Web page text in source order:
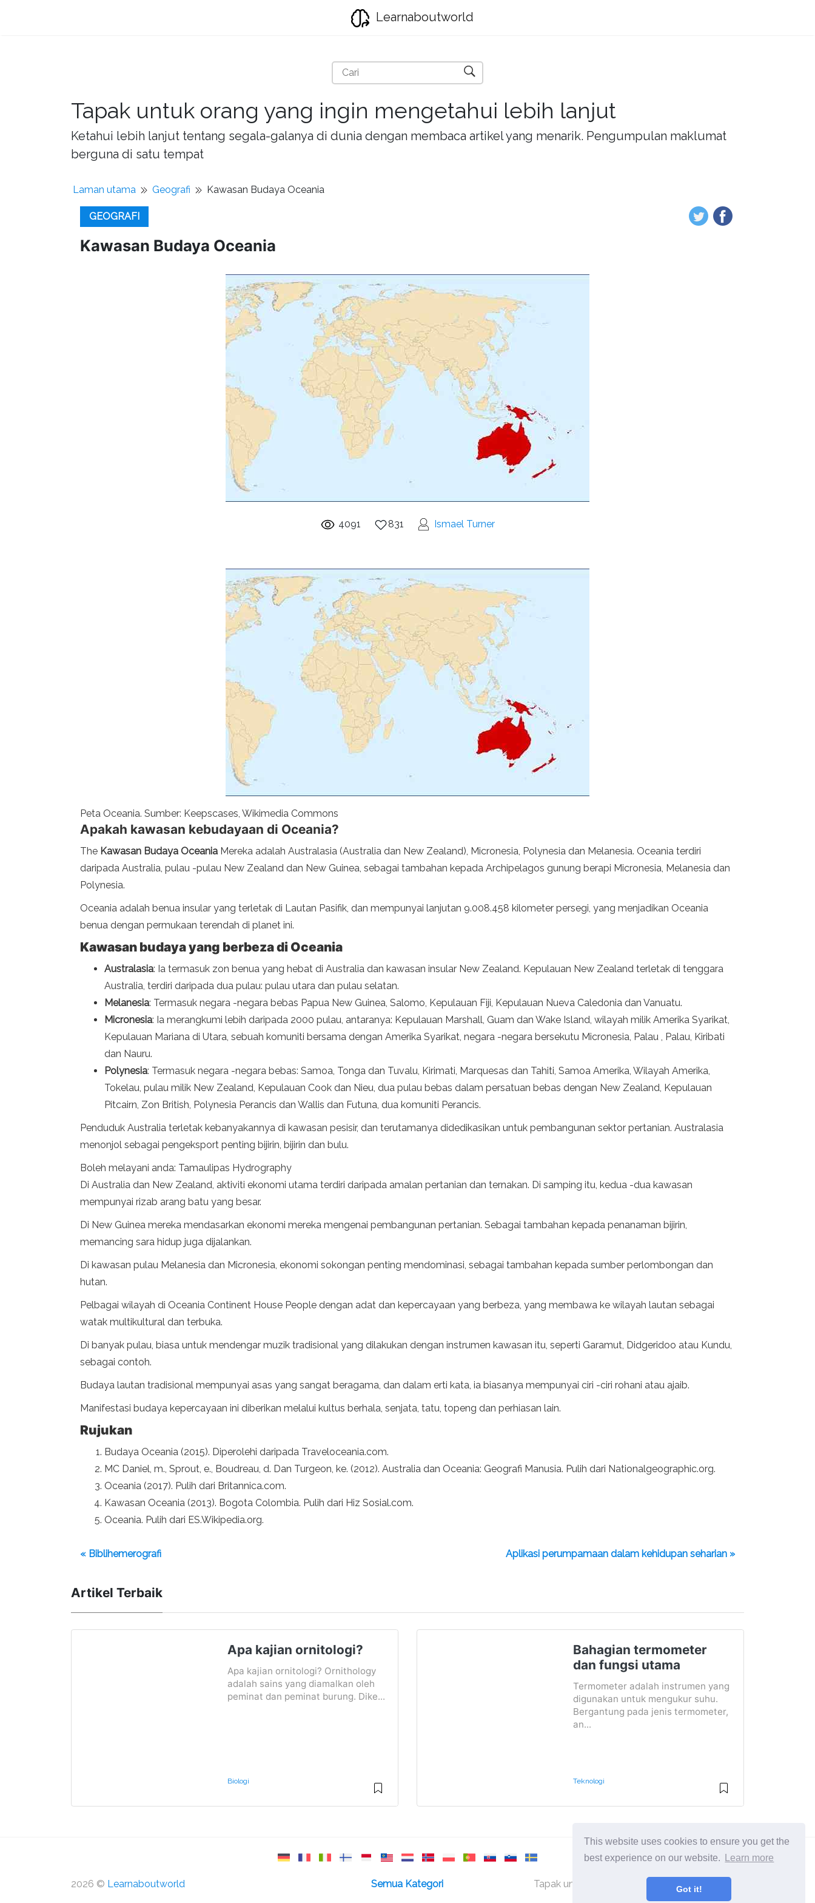
This website uses cookies to ensure you get the
best experience on our website.
Learn more
Got it!
Learnaboutworld
Tapak untuk orang yang ingin mengetahui lebih lanjut
Ketahui lebih lanjut tentang segala-galanya di dunia dengan membaca artikel yang menarik. Pengumpulan maklumat
berguna di satu tempat
Laman utama Geografi Kawasan Budaya Oceania
GEOGRAFI
Kawasan Budaya Oceania
4091 831 Ismael Turner
Peta Oceania. Sumber: Keepscases, Wikimedia Commons
Apakah kawasan kebudayaan di Oceania?
The Kawasan Budaya Oceania Mereka adalah Australasia (Australia dan New Zealand), Micronesia, Polynesia dan Melanesia. Oceania terdiri
daripada Australia, pulau -pulau New Zealand dan New Guinea, sebagai tambahan kepada Archipelagos gunung berapi Micronesia, Melanesia dan
Polynesia.
Oceania adalah benua insular yang terletak di Lautan Pasifik, dan mempunyai lanjutan 9.008.458 kilometer persegi, yang menjadikan Oceania
benua dengan permukaan terendah di planet ini.
Kawasan budaya yang berbeza di Oceania
Australasia: Ia termasuk zon benua yang hebat di Australia dan kawasan insular New Zealand. Kepulauan New Zealand terletak di tenggara
Australia, terdiri daripada dua pulau: pulau utara dan pulau selatan.
Melanesia: Termasuk negara -negara bebas Papua New Guinea, Salomo, Kepulauan Fiji, Kepulauan Nueva Caledonia dan Vanuatu.
Micronesia: Ia merangkumi lebih daripada 2000 pulau, antaranya: Kepulauan Marshall, Guam dan Wake Island, wilayah milik Amerika Syarikat,
Kepulauan Mariana di Utara, sebuah komuniti bersama dengan Amerika Syarikat, negara -negara bersekutu Micronesia, Palau , Palau, Kiribati
dan Nauru.
Polynesia: Termasuk negara -negara bebas: Samoa, Tonga dan Tuvalu, Kirimati, Marquesas dan Tahiti, Samoa Amerika, Wilayah Amerika,
Tokelau, pulau milik New Zealand, Kepulauan Cook dan Nieu, dua pulau bebas dalam persatuan bebas dengan New Zealand, Kepulauan
Pitcairn, Zon British, Polynesia Perancis dan Wallis dan Futuna, dua komuniti Perancis.
Penduduk Australia terletak kebanyakannya di kawasan pesisir, dan terutamanya didedikasikan untuk pembangunan sektor pertanian. Australasia
menonjol sebagai pengeksport penting bijirin, bijirin dan bulu.
Boleh melayani anda: Tamaulipas Hydrography
Di Australia dan New Zealand, aktiviti ekonomi utama terdiri daripada amalan pertanian dan ternakan. Di samping itu, kedua -dua kawasan
mempunyai rizab arang batu yang besar.
Di New Guinea mereka mendasarkan ekonomi mereka mengenai pembangunan pertanian. Sebagai tambahan kepada penanaman bijirin,
memancing sara hidup juga dijalankan.
Di kawasan pulau Melanesia dan Micronesia, ekonomi sokongan penting mendominasi, sebagai tambahan kepada sumber perlombongan dan
hutan.
Pelbagai wilayah di Oceania Continent House People dengan adat dan kepercayaan yang berbeza, yang membawa ke wilayah lautan sebagai
watak multikultural dan terbuka.
Di banyak pulau, biasa untuk mendengar muzik tradisional yang dilakukan dengan instrumen kawasan itu, seperti Garamut, Didgeridoo atau Kundu,
sebagai contoh.
Budaya lautan tradisional mempunyai asas yang sangat beragama, dan dalam erti kata, ia biasanya mempunyai ciri -ciri rohani atau ajaib.
Manifestasi budaya kepercayaan ini diberikan melalui kultus berhala, senjata, tatu, topeng dan perhiasan lain.
Rujukan
Budaya Oceania (2015). Diperolehi daripada Traveloceania.com.
MC Daniel, m., Sprout, e., Boudreau, d. Dan Turgeon, ke. (2012). Australia dan Oceania: Geografi Manusia. Pulih dari Nationalgeographic.org.
Oceania (2017). Pulih dari Britannica.com.
Kawasan Oceania (2013). Bogota Colombia. Pulih dari Hiz Sosial.com.
Oceania. Pulih dari ES.Wikipedia.org.
« Biblihemerografi Aplikasi perumpamaan dalam kehidupan seharian »
Artikel Terbaik
Apa kajian ornitologi?
Apa kajian ornitologi? Ornithology
adalah sains yang diamalkan oleh
peminat dan peminat burung. Dike...
Biologi
Bahagian termometer
dan fungsi utama
Termometer adalah instrumen yang
digunakan untuk mengukur suhu.
Bergantung pada jenis termometer,
an...
Teknologi
2026 © Learnaboutworld Semua Kategori
Tapak untuk orang yang ingin mengetahui lebih
lanjut